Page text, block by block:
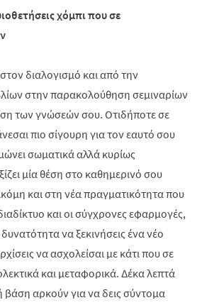
χόμπι που σε
διαλογισμό και από την
στην παρακολούθηση σεμιναρίων
των γνώσεών σου. Οτιδήποτε σε
πιο σίγουρη για τον εαυτό σου
σωματικά αλλά κυρίως
μία θέση στο καθημερινό σου
και στη νέα πραγματικότητα που
και οι σύγχρονες εφαρμογές,
να ξεκινήσεις ένα νέο
να ασχολείσαι με κάτι που σε
και μεταφορικά. Δέκα λεπτά
βάση αρκούν για να δεις σύντομα